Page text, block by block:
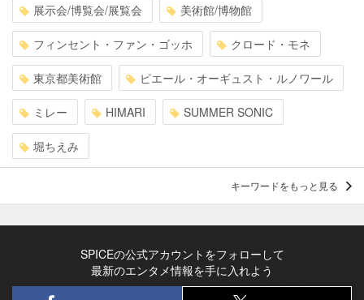
展示会/博覧会/展覧会 美術館/博物館
フィンセント・ファン・ゴッホ クロード・モネ
東京都美術館 ピエール・オーギュスト・ルノワール
ミレー HIMARI SUMMER SONIC
堀ちえみ
キーワードをもっと見る
SPICEの公式アカウントをフォローして
最新のエンタメ情報を手に入れよう